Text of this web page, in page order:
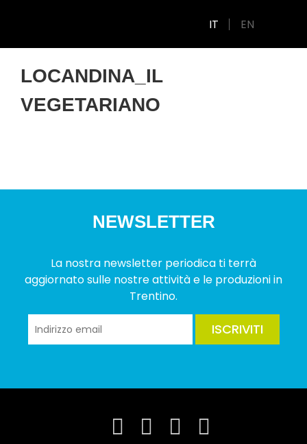
IT EN
LOCANDINA_IL
VEGETARIANO
NEWSLETTER
La nostra newsletter periodica ti terrà
aggiornato sulle nostre attività e le produzioni in
Trentino.
ISCRIVITI